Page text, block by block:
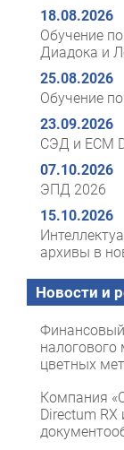
18.08.2026
Обучение
Диадока и
25.08.2026
Обучение
23.09.2026
СЭД и ECM
07.10.2026
ЭПД 2026
15.10.2026
архивы в
Новости и
налогового
цветных
Компания
Directum